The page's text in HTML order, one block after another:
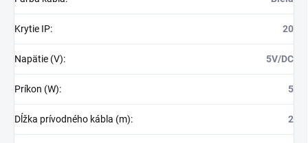
Krytie IP: 20
Napätie (V): 5V/DC
Príkon (W): 5
Dĺžka prívodného kábla (m): 2